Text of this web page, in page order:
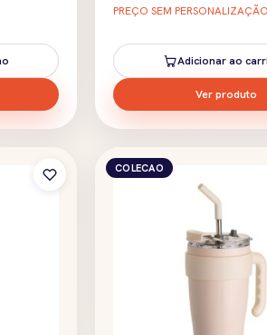
PREÇO SEM PERSONALIZAÇÃO
Adicionar ao
Ver produto
COLECAO